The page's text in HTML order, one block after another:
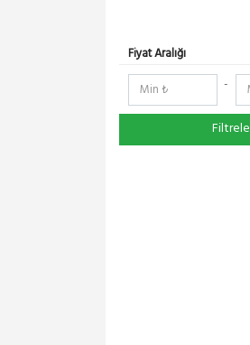
RedLine
RF Elements
NetElastic
Paessler
TENDA
Fiyat Aralığı
-
Filtrele